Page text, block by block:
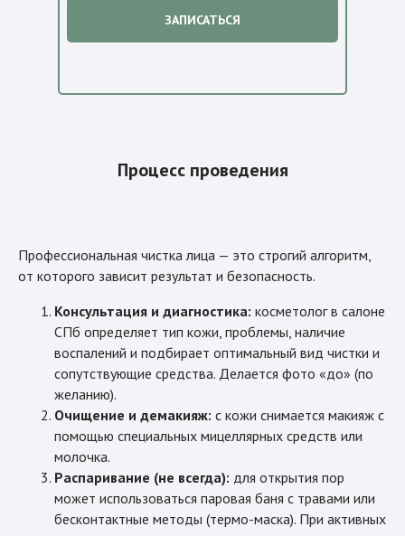
ЗАПИСАТЬСЯ
Процесс проведения
Профессиональная чистка лица — это строгий алгоритм,
от которого зависит результат и безопасность.
Консультация и диагностика: косметолог в салоне
СПб определяет тип кожи, проблемы, наличие
воспалений и подбирает оптимальный вид чистки и
сопутствующие средства. Делается фото «до» (по
желанию).
Очищение и демакияж: с кожи снимается макияж с
помощью специальных мицеллярных средств или
молочка.
Распаривание (не всегда): для открытия пор
может использоваться паровая баня с травами или
бесконтактные методы (термо-маска). При активных